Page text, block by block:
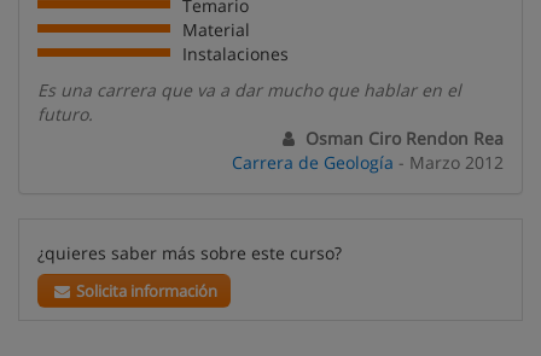
Temario
Material
Instalaciones
Es una carrera que va a dar mucho que hablar en el
futuro.
Osman Ciro Rendon Rea
Carrera de Geología - Marzo 2012
¿quieres saber más sobre este curso?
Solicita información